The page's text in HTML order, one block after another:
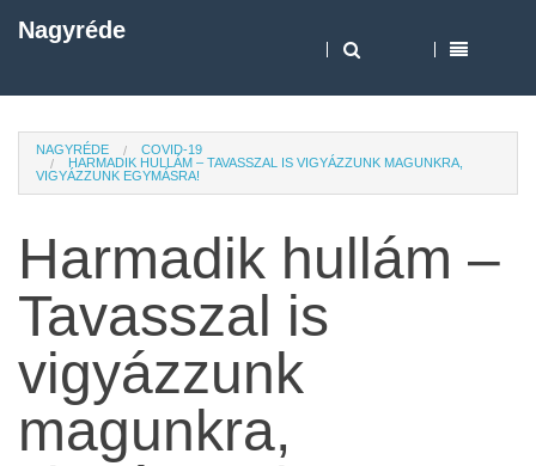
Nagyréde
NAGYRÉDE
COVID-19
HARMADIK HULLÁM – TAVASSZAL IS VIGYÁZZUNK MAGUNKRA,
VIGYÁZZUNK EGYMÁSRA!
Harmadik hullám –
Tavasszal is
vigyázzunk
magunkra,